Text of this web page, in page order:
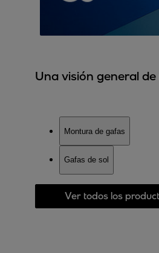
Una visión general
Montura de gafas
Gafas de sol
Ver todos los